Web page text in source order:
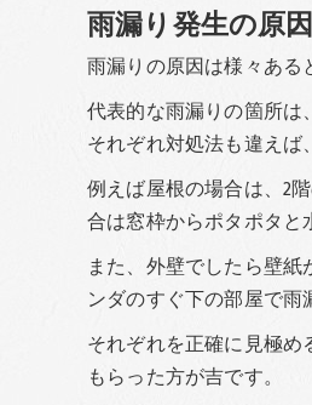
雨漏り発生の原
雨漏りの原因は様々ある
代表的な雨漏りの箇所は
それぞれ対処法も違えば
例えば屋根の場合は、2
合は窓枠からポタポタと
また、外壁でしたら壁
ンダのすぐ下の部屋で雨
それぞれを正確に見極
もらった方が吉です。